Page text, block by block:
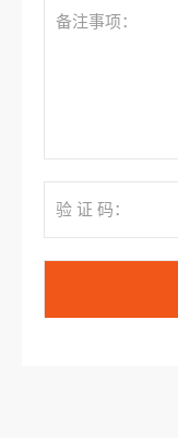
备注事项：
验 证 码：